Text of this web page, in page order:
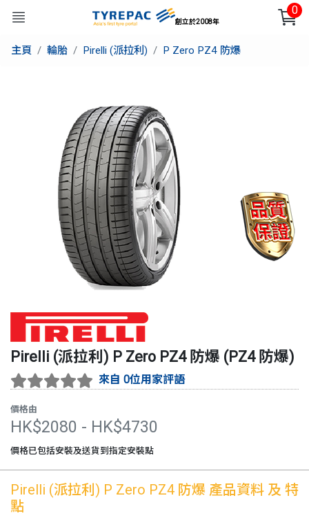
創立於2008年
0
主頁 輪胎 Pirelli (派拉利) P Zero PZ4 防爆
Pirelli (派拉利) P Zero PZ4 防爆 (PZ4 防爆)
來自 0位用家評語
價格由
HK$2080 - HK$4730
價格已包括安裝及送貨到指定安裝點
Pirelli (派拉利) P Zero PZ4 防爆 產品資料 及 特
點